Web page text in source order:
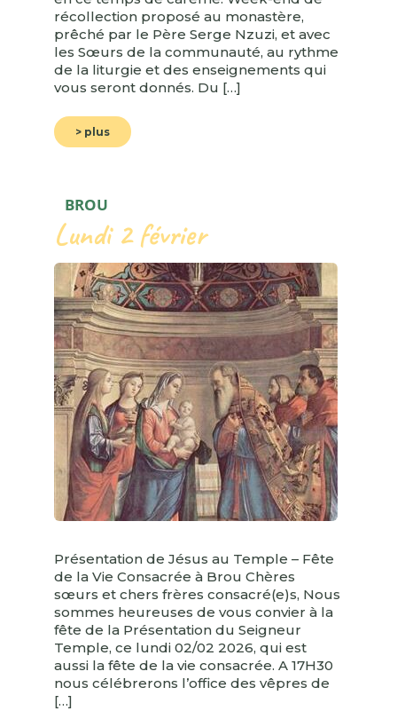
récollection proposé au monastère,
prêché par le Père Serge Nzuzi, et avec
les Sœurs de la communauté, au rythme
de la liturgie et des enseignements qui
vous seront donnés. Du […]
> plus
BROU
Lundi 2 février
Présentation de Jésus au Temple – Fête
de la Vie Consacrée à Brou Chères
sœurs et chers frères consacré(e)s, Nous
sommes heureuses de vous convier à la
fête de la Présentation du Seigneur
Temple, ce lundi 02/02 2026, qui est
aussi la fête de la vie consacrée. A 17H30
nous célébrerons l’office des vêpres de
[…]